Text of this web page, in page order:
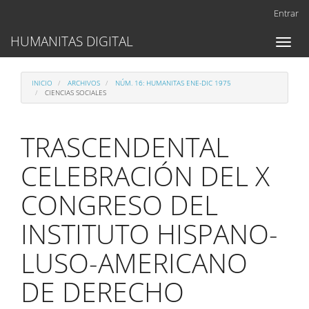
Contenido
principal
lateral
Entrar
Toggle
HUMANITAS DIGITAL
INICIO ARCHIVOS
NÚM. 16: HUMANITAS ENE-DIC 1975
CIENCIAS SOCIALES
TRASCENDENTAL
CELEBRACIÓN DEL X
CONGRESO DEL
INSTITUTO HISPANO-
LUSO-AMERICANO
DE DERECHO